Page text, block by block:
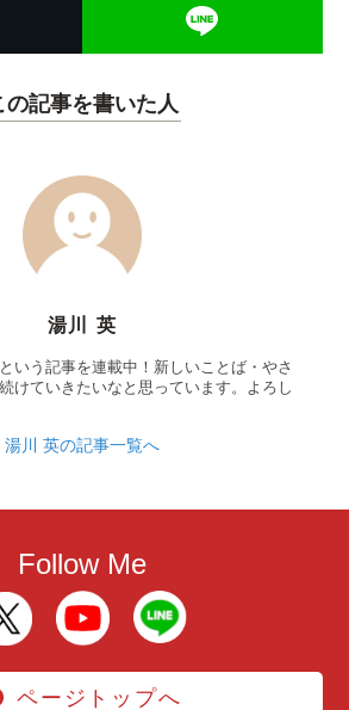
の記事を書いた人
湯川 英
いう記事を連載中！新しいことば・やさ
けていきたいなと思っています。よろし
湯川 英の記事一覧へ
Follow Me
ページトップへ